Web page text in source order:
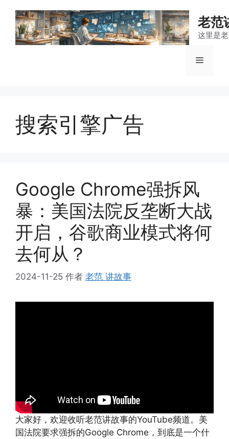
老范
这里是
菜
搜索引擎广告
Google Chrome强拆风
暴：美国法院反垄断大战
开启，谷歌商业模式将何
去何从？
2024-11-25 作者 老范 讲故事
大家好，欢迎收听老范讲故事的YouTube频道。美
国法院要求强拆的Google Chrome，到底是一个什